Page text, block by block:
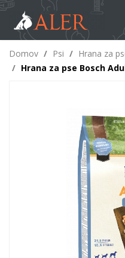
Domov / Psi / Hrana za
/ Hrana za pse Bosch